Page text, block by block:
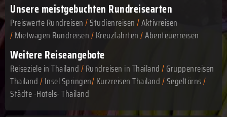
Unsere meistgebuchten Rundreisearten
Preiswerte Rundreisen/Studienreisen/Aktivreisen
/Mietwagen Rundreisen/Kreuzfahrten/Abenteuerreisen
Weitere Reiseangebote
Reiseziele in Thailand/Rundreisen in Thailand/Gruppenreisen
Thailand/Insel Springen/Kurzreisen Thailand/Segeltörns/
Städte -Hotels- Thailand